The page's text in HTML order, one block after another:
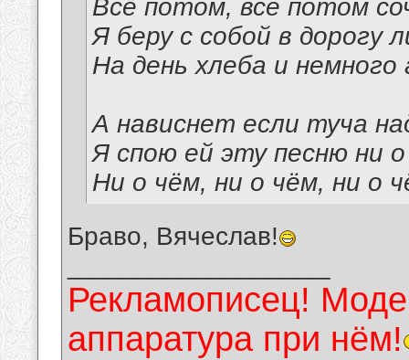
Всё потом, всё потом
Я беру с собой в дорогу
На день хлеба и немного
А нависнет если туча
Я спою ей эту песню ни
Ни о чём, ни о чём, ни о
Браво, Вячеслав!
Рекламописец!
аппаратура при нём!